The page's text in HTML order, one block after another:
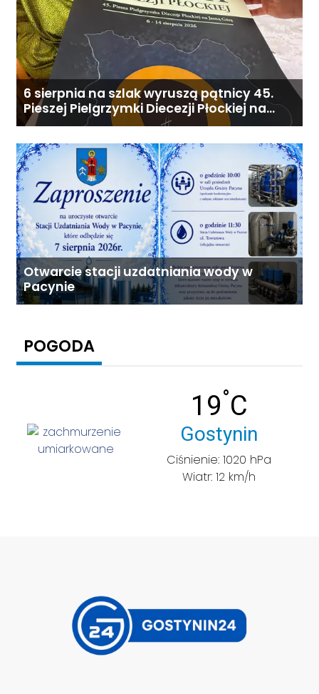
6 sierpnia na szlak wyruszą pątnicy 45.
Pieszej Pielgrzymki Diecezji Płockiej na
Jasną Górę
Otwarcie stacji uzdatniania wody w
Pacynie
POGODA
19°C
Miasto:
Gostynin
Ciśnienie: 1020 hPa
Wiatr: 12 km/h